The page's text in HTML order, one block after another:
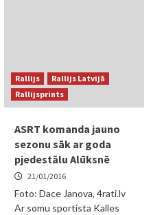
Rallijs
Rallijs Latvijā
Rallijsprints
ASRT komanda jauno
sezonu sāk ar goda
pjedestālu Alūksnē
21/01/2016
Foto: Dace Janova, 4rati.lv
Ar somu sportista Kalles